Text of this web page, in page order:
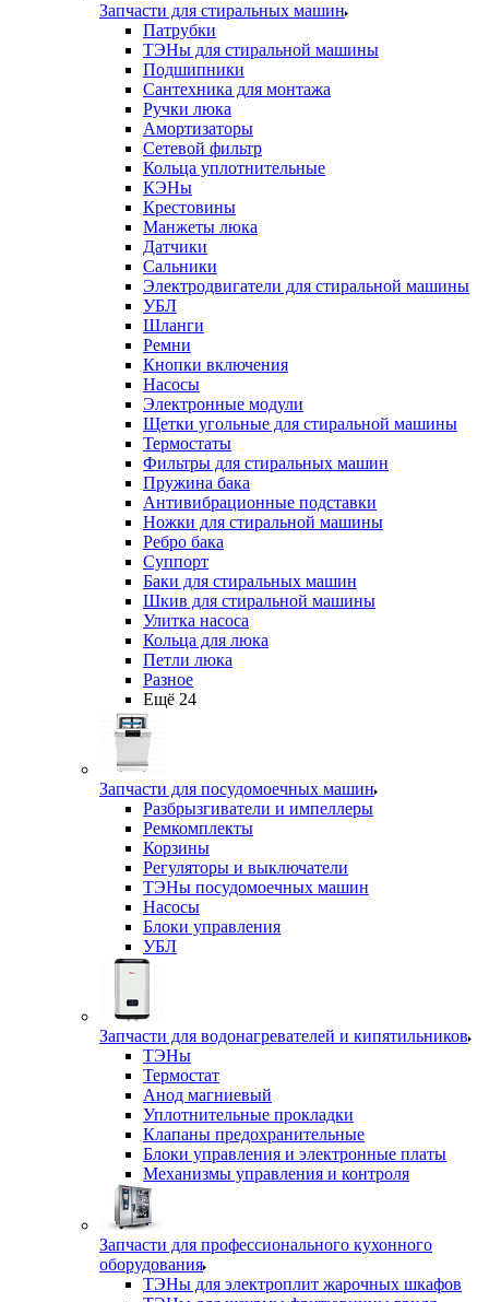
Запчасти для стиральных машин
Патрубки
ТЭНы для стиральной машины
Подшипники
Сантехника для монтажа
Ручки люка
Амортизаторы
Сетевой фильтр
Кольца уплотнительные
КЭНы
Крестовины
Манжеты люка
Датчики
Сальники
Электродвигатели для стиральной машины
УБЛ
Шланги
Ремни
Кнопки включения
Насосы
Электронные модули
Щетки угольные для стиральной машины
Термостаты
Фильтры для стиральных машин
Пружина бака
Антивибрационные подставки
Ножки для стиральной машины
Ребро бака
Суппорт
Баки для стиральных машин
Шкив для стиральной машины
Улитка насоса
Кольца для люка
Петли люка
Разное
Ещё 24
Запчасти для посудомоечных машин
Разбрызгиватели и импеллеры
Ремкомплекты
Корзины
Регуляторы и выключатели
ТЭНы посудомоечных машин
Насосы
Блоки управления
УБЛ
Запчасти для водонагревателей и кипятильников
ТЭНы
Термостат
Анод магниевый
Уплотнительные прокладки
Клапаны предохранительные
Блоки управления и электронные платы
Механизмы управления и контроля
Запчасти для профессионального кухонного
оборудования
ТЭНы для электроплит жарочных шкафов